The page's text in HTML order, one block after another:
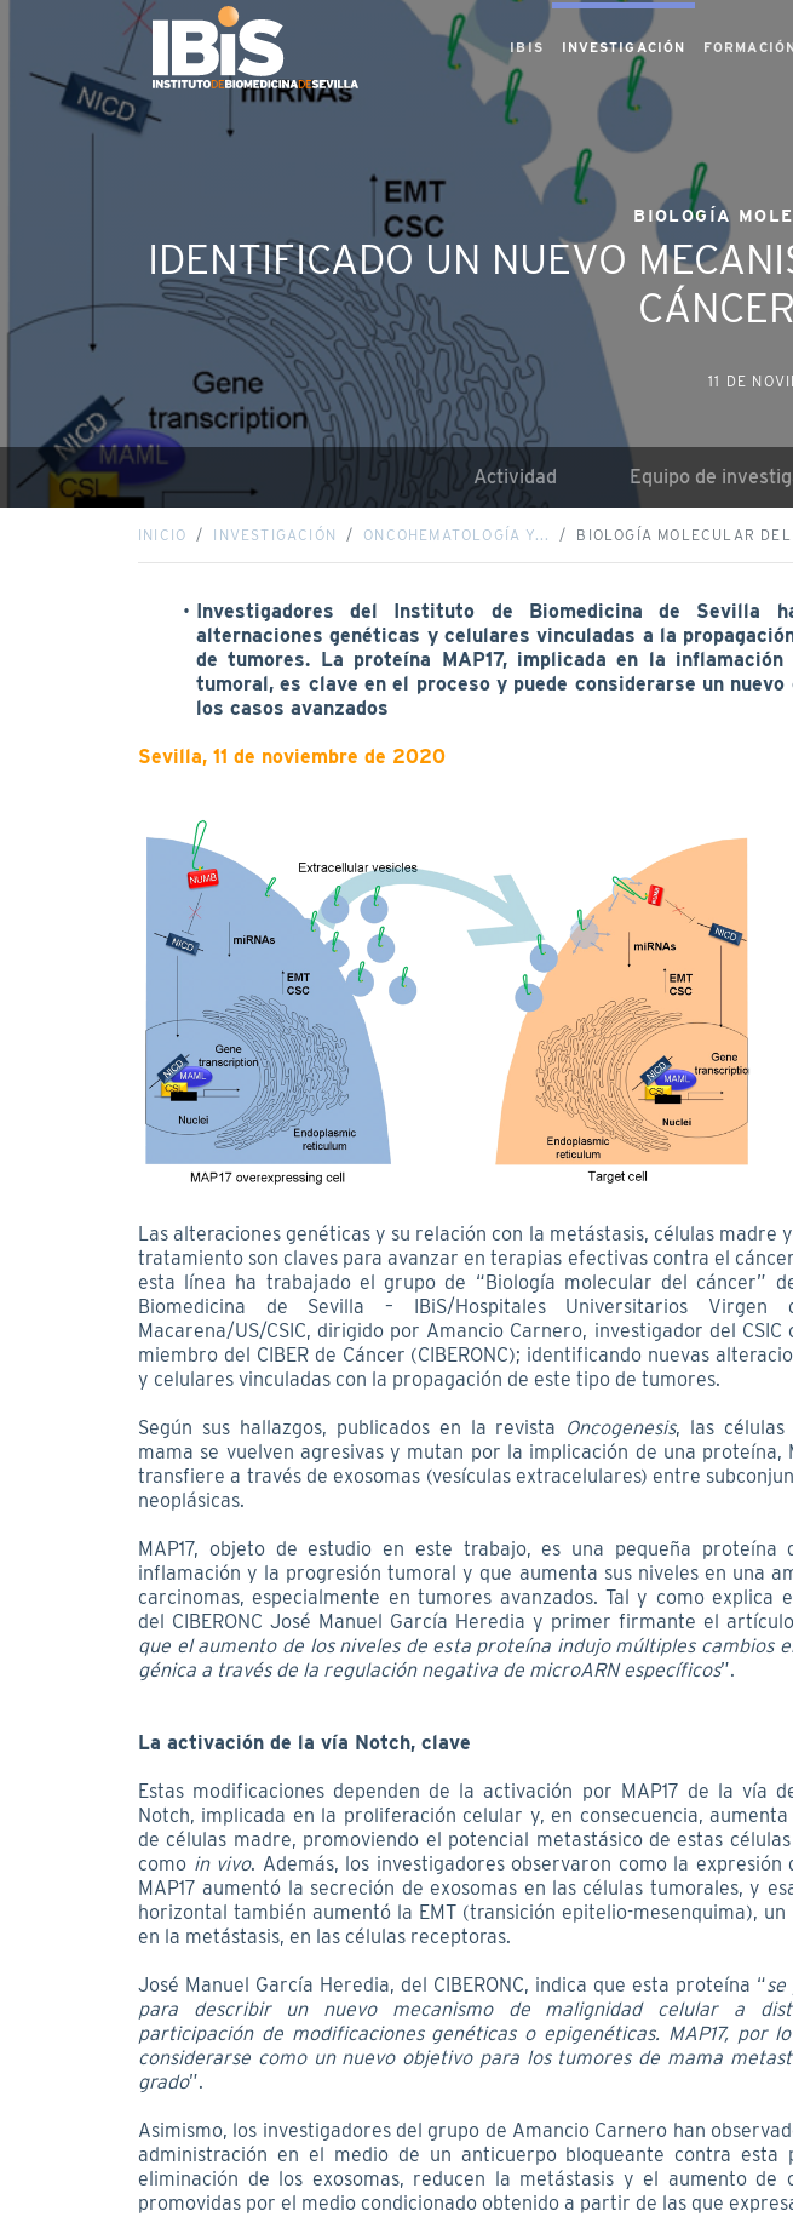
IBIS INVESTIGACIÓN
BIOLOGÍA
IDENTIFICADO UN NUEVO
11 DE
Actividad Equipo de
INICIO INVESTIGACIÓN ONCOHEMATOLOGÍA Y... BIOLOGÍA MOLECULAR
Investigadores del Instituto de Biomedicina de Sevilla
alternaciones genéticas y celulares vinculadas a la
de tumores. La proteína MAP17, implicada en la inflamación
tumoral, es clave en el proceso y puede considerarse un
los casos avanzados
Sevilla, 11 de noviembre de 2020
Las alteraciones genéticas y su relación con la metástasis, células madre
tratamiento son claves para avanzar en terapias efectivas contra el
esta línea ha trabajado el grupo de “Biología molecular del cáncer”
Biomedicina de Sevilla – IBiS/Hospitales Universitarios
Macarena/US/CSIC, dirigido por Amancio Carnero, investigador del CSIC
miembro del CIBER de Cáncer (CIBERONC); identificando nuevas
y celulares vinculadas con la propagación de este tipo de tumores.
Según sus hallazgos, publicados en la revista Oncogenesis, las células
mama se vuelven agresivas y mutan por la implicación de una proteína,
transfiere a través de exosomas (vesículas extracelulares) entre
neoplásicas.
MAP17, objeto de estudio en este trabajo, es una pequeña proteína
inflamación y la progresión tumoral y que aumenta sus niveles en una
carcinomas, especialmente en tumores avanzados. Tal y como explica
del CIBERONC José Manuel García Heredia y primer firmante el
que el aumento de los niveles de esta proteína indujo múltiples cambios
génica a través de la regulación negativa de microARN específicos”.
La activación de la vía Notch, clave
Estas modificaciones dependen de la activación por MAP17 de la vía
Notch, implicada en la proliferación celular y, en consecuencia,
de células madre, promoviendo el potencial metastásico de estas
como in vivo. Además, los investigadores observaron como la expresión
MAP17 aumentó la secreción de exosomas en las células tumorales, y
horizontal también aumentó la EMT (transición epitelio-mesenquima), un
en la metástasis, en las células receptoras.
José Manuel García Heredia, del CIBERONC, indica que esta proteína “se
para describir un nuevo mecanismo de malignidad celular a
participación de modificaciones genéticas o epigenéticas. MAP17, por
considerarse como un nuevo objetivo para los tumores de mama
grado”.
Asimismo, los investigadores del grupo de Amancio Carnero han
administración en el medio de un anticuerpo bloqueante contra esta
eliminación de los exosomas, reducen la metástasis y el aumento de
promovidas por el medio condicionado obtenido a partir de las que